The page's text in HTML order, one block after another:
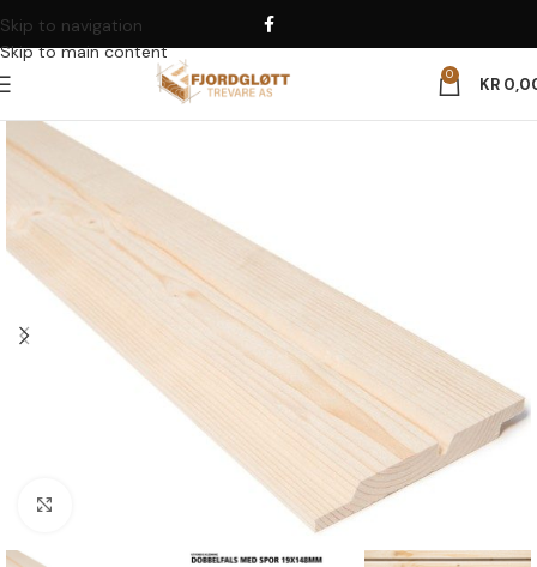
Skip to navigation
Skip to main content
0 KR